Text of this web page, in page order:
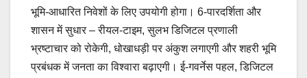
भूमि-आधारित निवेशों के लिए उपयोगी होगा। 6-पारदर्शिता और
शासन में सुधार – रीयल-टाइम, सुलभ डिजिटल प्रणाली
भ्रष्टाचार को रोकेगी, धोखाधड़ी पर अंकुश लगाएगी और शहरी भूमि
प्रबंधक में जनता का विश्वारा बढ़ाएगी। ई-गवर्नेस पहल, डिजिटल